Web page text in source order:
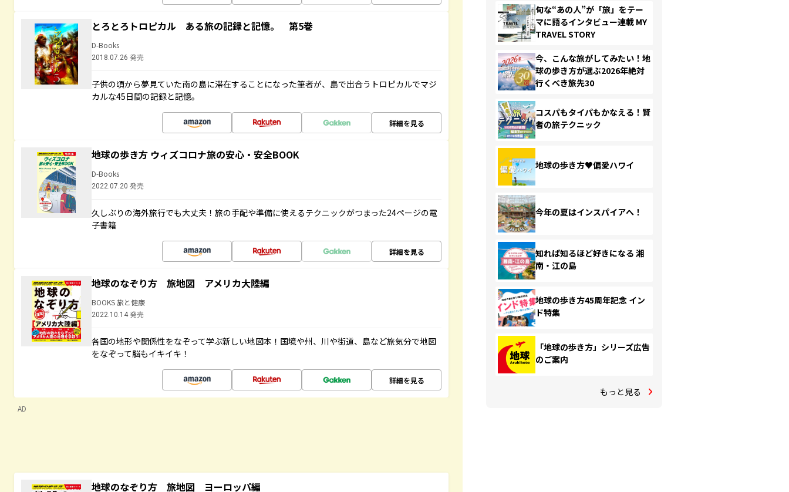
とろとろトロピカル ある旅の記録と記憶。 第5巻
D-Books
2018.07.26 発売
子供の頃から夢見ていた南の島に滞在することになった筆者が、島で出合うトロピカルでマジ
カルな45日間の記録と記憶。
詳細を見る
地球の歩き方 ウィズコロナ旅の安心・安全BOOK
D-Books
2022.07.20 発売
久しぶりの海外旅行でも大丈夫！旅の手配や準備に使えるテクニックがつまった24ページの電
子書籍
詳細を見る
地球のなぞり方 旅地図 アメリカ大陸編
BOOKS 旅と健康
2022.10.14 発売
各国の地形や関係性をなぞって学ぶ新しい地図本！国境や州、川や街道、島など旅気分で地図
をなぞって脳もイキイキ！
詳細を見る
AD
地球のなぞり方 旅地図 ヨーロッパ編
旬な“あの人”が「旅」をテー
マに語るインタビュー連載 MY
TRAVEL STORY
今、こんな旅がしてみたい！地
球の歩き方が選ぶ2026年絶対
行くべき旅先30
コスパもタイパもかなえる！賢
者の旅テクニック
地球の歩き方♥偏愛ハワイ
今年の夏はインスパイアへ！
知れば知るほど好きになる 湘
南・江の島
地球の歩き方45周年記念 イン
ド特集
「地球の歩き方」シリーズ広告
のご案内
もっと見る